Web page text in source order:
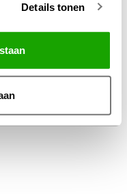
Details tonen
Belux